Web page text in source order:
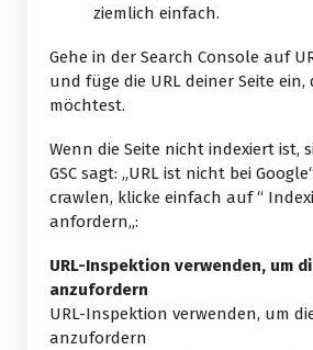
ziemlich einfach.
Gehe in der Search Console auf
und füge die URL deiner Seite
möchtest.
Wenn die Seite nicht indexiert ist,
GSC sagt: „URL ist nicht bei
crawlen, klicke einfach auf “
anfordern„:
URL-Inspektion verwenden, um
anzufordern
URL-Inspektion verwenden, um
anzufordern